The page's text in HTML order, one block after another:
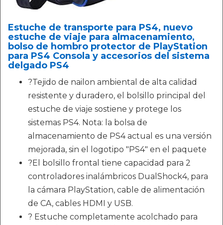
Estuche de transporte para PS4, nuevo
estuche de viaje para almacenamiento,
bolso de hombro protector de PlayStation
para PS4 Consola y accesorios del sistema
delgado PS4
?Tejido de nailon ambiental de alta calidad
resistente y duradero, el bolsillo principal del
estuche de viaje sostiene y protege los
sistemas PS4. Nota: la bolsa de
almacenamiento de PS4 actual es una versión
mejorada, sin el logotipo "PS4" en el paquete
?El bolsillo frontal tiene capacidad para 2
controladores inalámbricos DualShock4, para
la cámara PlayStation, cable de alimentación
de CA, cables HDMI y USB.
? Estuche completamente acolchado para